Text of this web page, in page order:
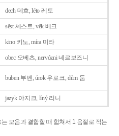
dech 데흐, léto 레토
sěst 셰스트, věk 베크
kino 키노, míra 미라
obec 오베츠, nervózni 네르보즈니
buben 부벤, úrok 우로크, dům 둠
jazyk야지크, líný 리니
는 모음과 결합할 때 합쳐서 1 음절로 적는